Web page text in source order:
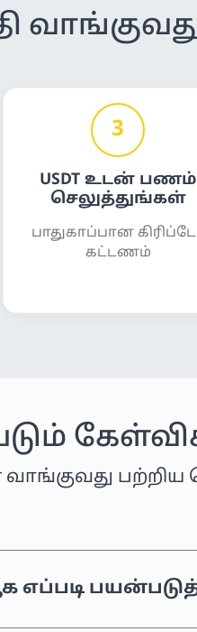
வாங்குவது
3
USDT உடன் பணம்
செலுத்துங்கள்
பாதுகாப்பான
கட்டணம்
வாங்குவது
ஆக எப்படி